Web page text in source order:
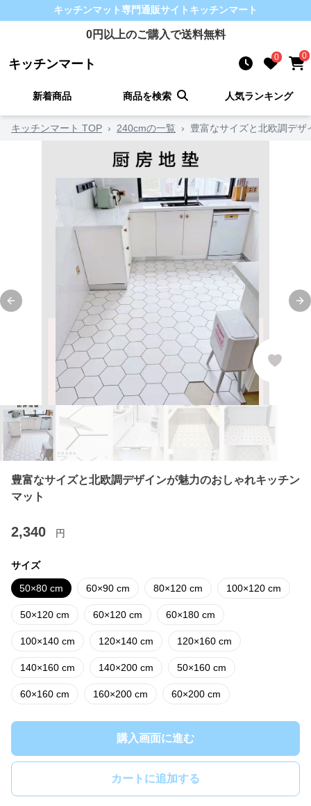
キッチンマット専門通販サイト キッチンマート
0円以上のご購入で送料無料
キッチンマート 0 0
新着商品 商品を検索 人気ランキング
キッチンマート TOP › 240cmの一覧 › 豊富なサイズと北欧調デ
Previous slide
豊富なサイズと北欧調デザインが魅力のおしゃれキッチン
マット
2,340 円
サイズ
50×80 cm 60×90 cm 80×120 cm 100×120 cm
50×120 cm 60×120 cm 60×180 cm
100×140 cm 120×140 cm 120×160 cm
140×160 cm 140×200 cm 50×160 cm
60×160 cm 160×200 cm 60×200 cm
購入画面に進む
カートに追加する